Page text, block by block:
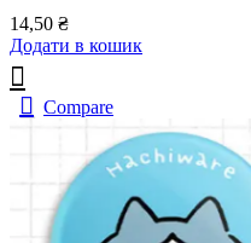
14,50 ₴
Додати в кошик
Compare